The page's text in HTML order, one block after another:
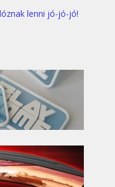
lenni jó-jó-jó!